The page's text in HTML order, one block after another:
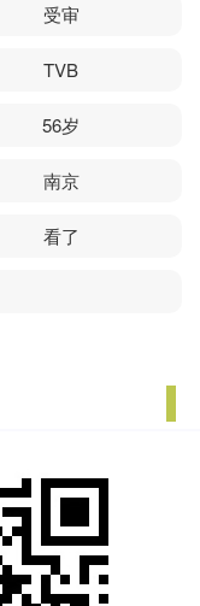
受审
TVB
56岁
南京
看了